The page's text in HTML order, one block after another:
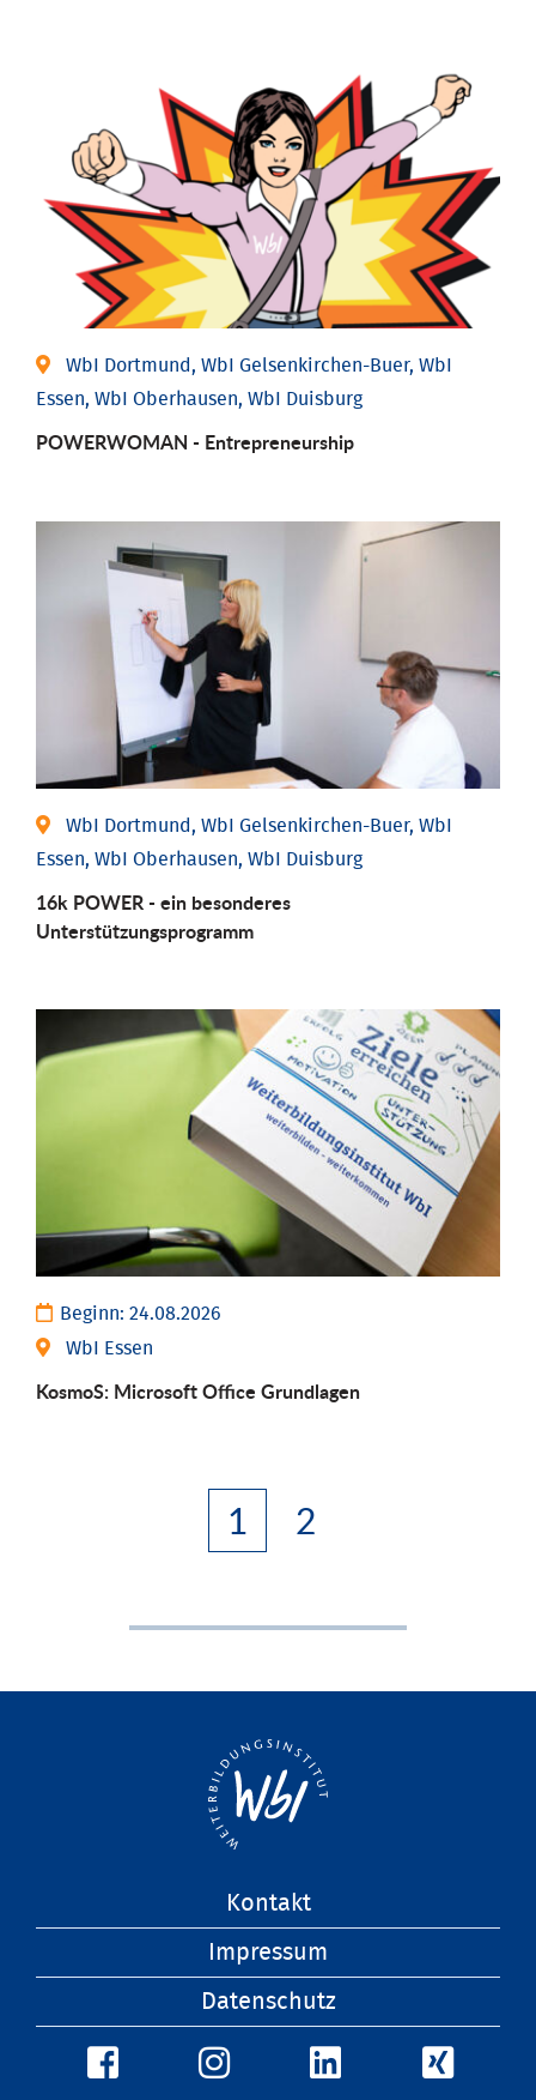
WbI Dortmund, WbI Gelsenkirchen-Buer, WbI
Essen, WbI Oberhausen, WbI Duisburg
POWERWOMAN - Entrepreneurship
WbI Dortmund, WbI Gelsenkirchen-Buer, WbI
Essen, WbI Oberhausen, WbI Duisburg
16k POWER - ein besonderes
Unterstützungsprogramm
Beginn: 24.08.2026
WbI Essen
KosmoS: Microsoft Office Grund­lagen
1 2
Kontakt
Impressum
Datenschutz